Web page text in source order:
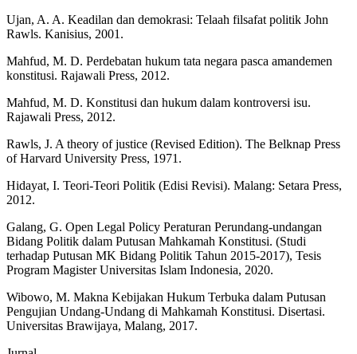
Ujan, A. A. Keadilan dan demokrasi: Telaah filsafat politik John
Rawls. Kanisius, 2001.
Mahfud, M. D. Perdebatan hukum tata negara pasca amandemen
konstitusi. Rajawali Press, 2012.
Mahfud, M. D. Konstitusi dan hukum dalam kontroversi isu.
Rajawali Press, 2012.
Rawls, J. A theory of justice (Revised Edition). The Belknap Press
of Harvard University Press, 1971.
Hidayat, I. Teori-Teori Politik (Edisi Revisi). Malang: Setara Press,
2012.
Galang, G. Open Legal Policy Peraturan Perundang-undangan
Bidang Politik dalam Putusan Mahkamah Konstitusi. (Studi
terhadap Putusan MK Bidang Politik Tahun 2015-2017), Tesis
Program Magister Universitas Islam Indonesia, 2020.
Wibowo, M. Makna Kebijakan Hukum Terbuka dalam Putusan
Pengujian Undang-Undang di Mahkamah Konstitusi. Disertasi.
Universitas Brawijaya, Malang, 2017.